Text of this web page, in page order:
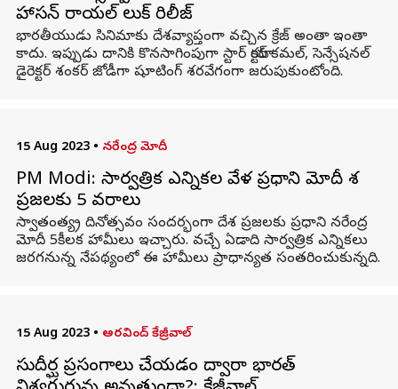
హాసన్‌ రాయల్ లుక్ రిలీజ్‌
భారతీయుడు సినిమాకు దేశవ్యాప్తంగా వచ్చిన క్రేజ్ అంతా ఇంతా
కాదు. ఇప్పుడు దానికి కొనసాగింపుగా స్టార్ యాక్టర్ కమల్‌, సెన్సేషనల్
డైరెక్టర్ శంకర్‌ జోడీగా షూటింగ్ శరవేగంగా జరుపుకుంటోంది.
15 Aug 2023 • నరేంద్ర మోదీ
PM Modi: సార్వత్రిక ఎన్నికల వేళ ప్రధాని మోదీ దేశ
ప్రజలకు 5 వరాలు
స్వాతంత్య్ర దినోత్సవం సందర్భంగా దేశ ప్రజలకు ప్రధాని నరేంద్ర
మోదీ 5కీలక హామీలు ఇచ్చారు. వచ్చే ఏడాది సార్వత్రిక ఎన్నికలు
జరగనున్న నేపథ్యంలో ఈ హామీలు ప్రాధాన్యత సంతరించుకున్నది.
15 Aug 2023 • అరవింద్ కేజ్రీవాల్
సుదీర్ఘ ప్రసంగాలు చేయడం ద్వారా భారత్